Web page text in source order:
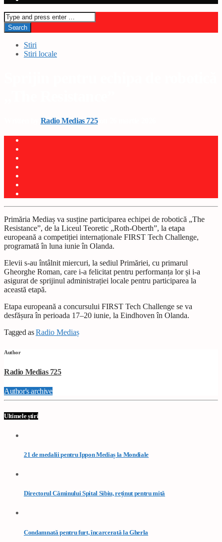
Stiri
Stiri locale
Radio Medias 725on 26 martie 2026
Primăria Mediaș va susține participarea echipei de robotică „The
Resistance”, de la Liceul Teoretic „Roth-Oberth”, la etapa
europeană a competiției internaționale FIRST Tech Challenge,
programată în luna iunie în Olanda.
Elevii s-au întâlnit miercuri, la sediul Primăriei, cu primarul
Gheorghe Roman, care i-a felicitat pentru performanța lor și i-a
asigurat de sprijinul administrației locale pentru participarea la
această etapă.
Etapa europeană a concursului FIRST Tech Challenge se va
desfășura în perioada 17–20 iunie, la Eindhoven în Olanda.
Tagged asRadio Mediaș
Author
Radio Medias 725
Author's archive
Ultimele știri
21 de medalii pentru Ippon Mediaș la Mondiale
Directorul Căminului Spital Sibiu, reținut pentru mită
Condamnată pentru furt, încarcerată la Gherla